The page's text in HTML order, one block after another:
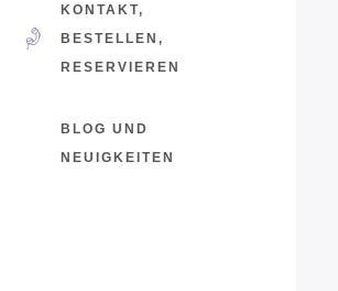
KONTAKT,
BESTELLEN,
RESERVIEREN
BLOG UND
NEUIGKEITEN